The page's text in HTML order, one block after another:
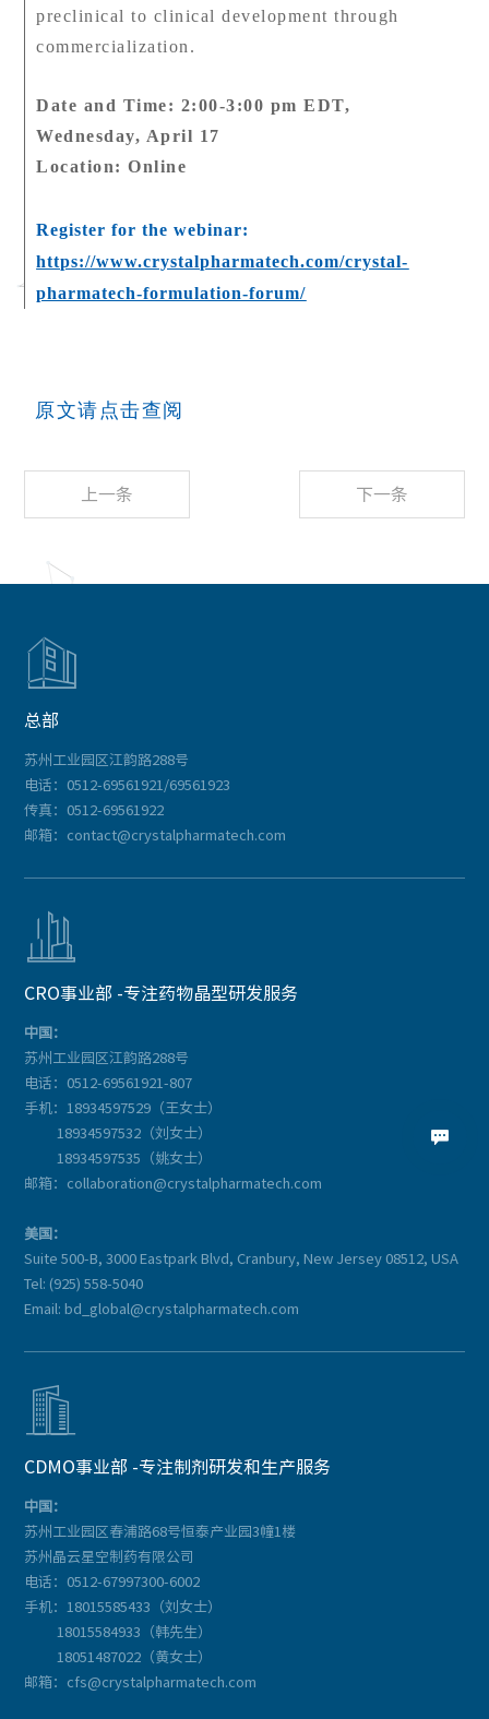
preclinical to clinical development through
commercialization.
Date and Time: 2:00-3:00 pm EDT,
Wednesday, April 17
Location: Online
Register for the webinar:
https://www.crystalpharmatech.com/crystal-
pharmatech-formulation-forum/
原文请点击查阅
上一条 下一条


总部
苏州工业园区江韵路288号
电话：0512-69561921/69561923
传真：0512-69561922
邮箱：contact@crystalpharmatech.com

CRO事业部 -专注药物晶型研发服务
中国：
苏州工业园区江韵路288号
电话：0512-69561921-807
手机：18934597529（王女士）
18934597532（刘女士）
18934597535（姚女士）
邮箱：collaboration@crystalpharmatech.com
美国：
Suite 500-B, 3000 Eastpark Blvd, Cranbury, New Jersey 08512, USA
Tel: (925) 558-5040
Email: bd_global@crystalpharmatech.com

CDMO事业部 -专注制剂研发和生产服务
中国：
苏州工业园区春浦路68号恒泰产业园3幢1楼
苏州晶云星空制药有限公司
电话：0512-67997300-6002
手机：18015585433（刘女士）
18015584933（韩先生）
18051487022（黄女士）
邮箱：cfs@crystalpharmatech.com